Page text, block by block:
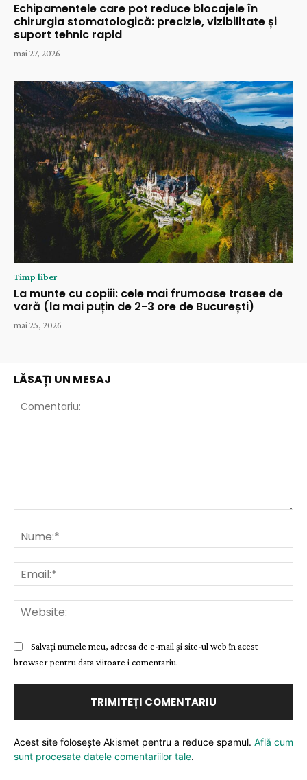
Echipamentele care pot reduce blocajele în
chirurgia stomatologică: precizie, vizibilitate și
suport tehnic rapid
mai 27, 2026
Timp liber
La munte cu copiii: cele mai frumoase trasee de
vară (la mai puțin de 2-3 ore de București)
mai 25, 2026
LĂSAȚI UN MESAJ
Salvați numele meu, adresa de e-mail și site-ul web în acest
browser pentru data viitoare i comentariu.
Acest site folosește Akismet pentru a reduce spamul. Află cum
sunt procesate datele comentariilor tale.